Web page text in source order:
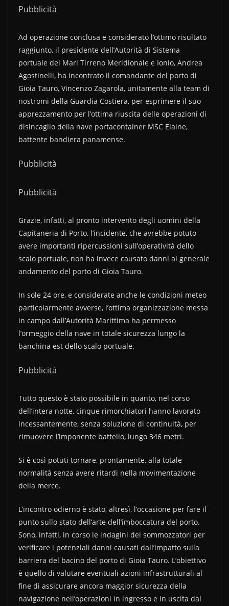
Pubblicità
Ad operazione conclusa e considerato l’ottimo risultato
raggiunto, il presidente dell’Autorità di Sistema
portuale dei Mari Tirreno Meridionale e Ionio, Andrea
Agostinelli, ha incontrato il comandante del porto di
Gioia Tauro, Vincenzo Zagarola, unitamente alla team di
nostromi della Guardia Costiera, per esprimere il suo
apprezzamento per l’ottima riuscita delle operazioni di
disincaglio della nave portacontainer MSC Elaine,
battente bandiera panamense.
Pubblicità
Pubblicità
Grazie, infatti, al pronto intervento degli uomini della
Capitaneria di Porto, l’incidente, che avrebbe potuto
avere importanti ripercussioni sull’operatività dello
scalo portuale, non ha invece causato danni al generale
andamento del porto di Gioia Tauro.
In sole 24 ore, e considerate anche le condizioni meteo
particolarmente avverse, l’ottima organizzazione messa
in campo dall’Autorità Marittima ha permesso
l’ormeggio della nave in totale sicurezza lungo la
banchina est dello scalo portuale.
Pubblicità
Tutto questo è stato possibile in quanto, nel corso
dell’intera notte, cinque rimorchiatori hanno lavorato
incessantemente, senza soluzione di continuità, per
rimuovere l’imponente battello, lungo 346 metri.
Si è così potuti tornare, prontamente, alla totale
normalità senza avere ritardi nella movimentazione
della merce.
L’incontro odierno è stato, altresì, l’occasione per fare il
punto sullo stato dell’arte dell’imboccatura del porto.
Sono, infatti, in corso le indagini dei sommozzatori per
verificare i potenziali danni causati dall’impatto sulla
barriera del bacino del porto di Gioia Tauro. L’obiettivo
è quello di valutare eventuali azioni infrastrutturali al
fine di assicurare ancora maggior sicurezza della
navigazione nell’operazioni in ingresso e in uscita dal